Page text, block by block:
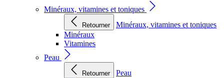
Minéraux, vitamines et toniques
Retourner
Minéraux, vitamines et toniques
Minéraux
Vitamines
Peau
Retourner
Peau